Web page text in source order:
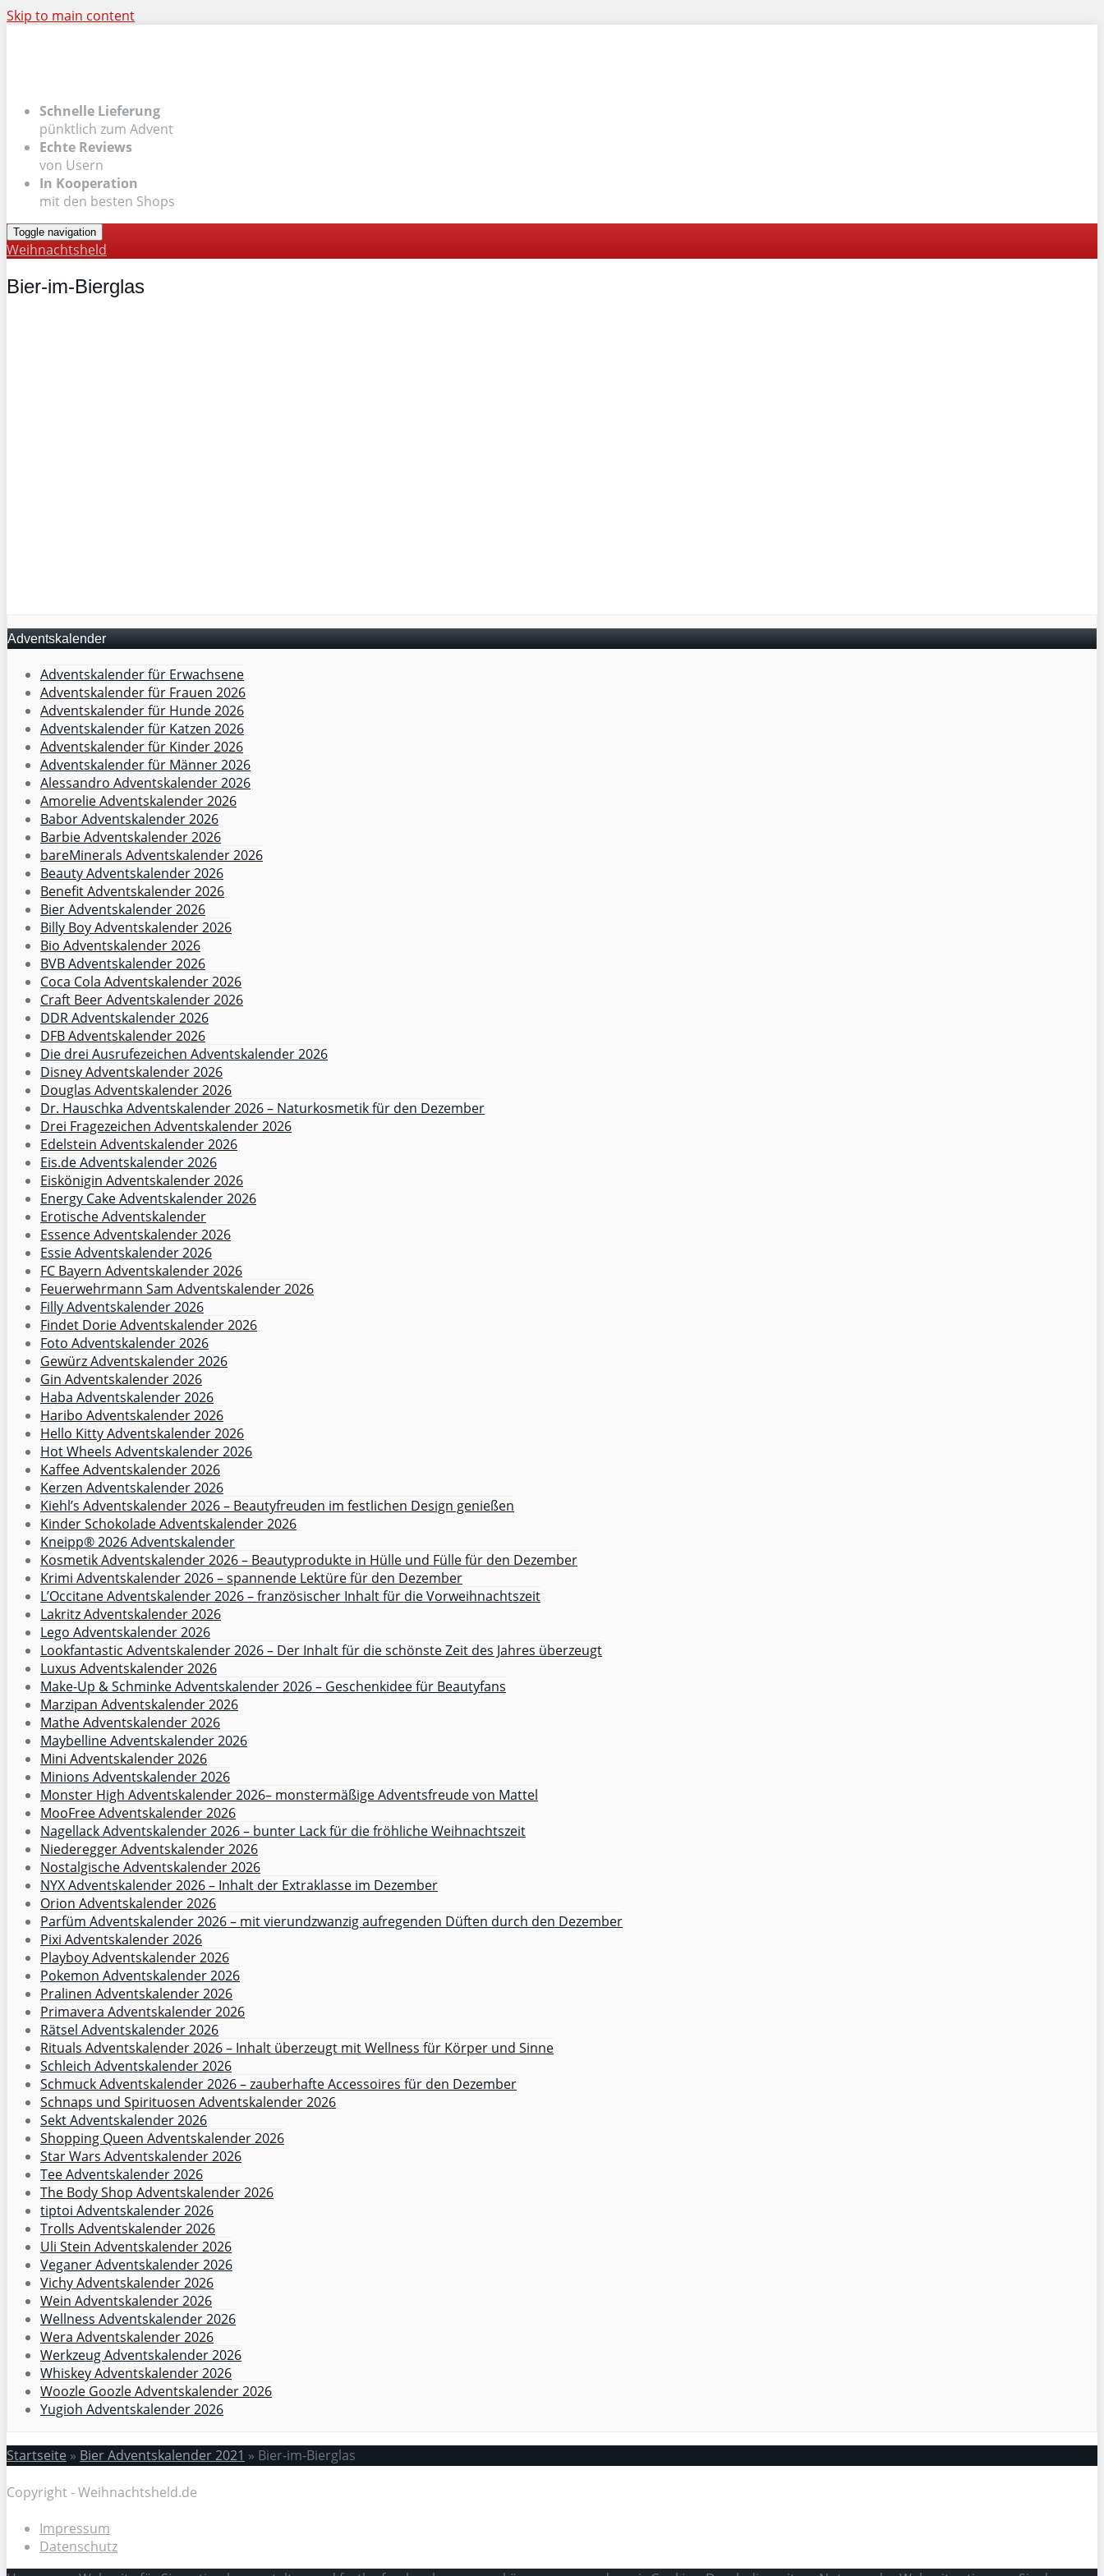
Skip to main content
Schnelle Lieferung
pünktlich zum Advent
Echte Reviews
von Usern
In Kooperation
mit den besten Shops
Toggle navigation
Weihnachtsheld
Bier-im-Bierglas
Adventskalender
Adventskalender für Erwachsene
Adventskalender für Frauen 2026
Adventskalender für Hunde 2026
Adventskalender für Katzen 2026
Adventskalender für Kinder 2026
Adventskalender für Männer 2026
Alessandro Adventskalender 2026
Amorelie Adventskalender 2026
Babor Adventskalender 2026
Barbie Adventskalender 2026
bareMinerals Adventskalender 2026
Beauty Adventskalender 2026
Benefit Adventskalender 2026
Bier Adventskalender 2026
Billy Boy Adventskalender 2026
Bio Adventskalender 2026
BVB Adventskalender 2026
Coca Cola Adventskalender 2026
Craft Beer Adventskalender 2026
DDR Adventskalender 2026
DFB Adventskalender 2026
Die drei Ausrufezeichen Adventskalender 2026
Disney Adventskalender 2026
Douglas Adventskalender 2026
Dr. Hauschka Adventskalender 2026 – Naturkosmetik für den Dezember
Drei Fragezeichen Adventskalender 2026
Edelstein Adventskalender 2026
Eis.de Adventskalender 2026
Eiskönigin Adventskalender 2026
Energy Cake Adventskalender 2026
Erotische Adventskalender
Essence Adventskalender 2026
Essie Adventskalender 2026
FC Bayern Adventskalender 2026
Feuerwehrmann Sam Adventskalender 2026
Filly Adventskalender 2026
Findet Dorie Adventskalender 2026
Foto Adventskalender 2026
Gewürz Adventskalender 2026
Gin Adventskalender 2026
Haba Adventskalender 2026
Haribo Adventskalender 2026
Hello Kitty Adventskalender 2026
Hot Wheels Adventskalender 2026
Kaffee Adventskalender 2026
Kerzen Adventskalender 2026
Kiehl’s Adventskalender 2026 – Beautyfreuden im festlichen Design genießen
Kinder Schokolade Adventskalender 2026
Kneipp® 2026 Adventskalender
Kosmetik Adventskalender 2026 – Beautyprodukte in Hülle und Fülle für den Dezember
Krimi Adventskalender 2026 – spannende Lektüre für den Dezember
L’Occitane Adventskalender 2026 – französischer Inhalt für die Vorweihnachtszeit
Lakritz Adventskalender 2026
Lego Adventskalender 2026
Lookfantastic Adventskalender 2026 – Der Inhalt für die schönste Zeit des Jahres überzeugt
Luxus Adventskalender 2026
Make-Up & Schminke Adventskalender 2026 – Geschenkidee für Beautyfans
Marzipan Adventskalender 2026
Mathe Adventskalender 2026
Maybelline Adventskalender 2026
Mini Adventskalender 2026
Minions Adventskalender 2026
Monster High Adventskalender 2026– monstermäßige Adventsfreude von Mattel
MooFree Adventskalender 2026
Nagellack Adventskalender 2026 – bunter Lack für die fröhliche Weihnachtszeit
Niederegger Adventskalender 2026
Nostalgische Adventskalender 2026
NYX Adventskalender 2026 – Inhalt der Extraklasse im Dezember
Orion Adventskalender 2026
Parfüm Adventskalender 2026 – mit vierundzwanzig aufregenden Düften durch den Dezember
Pixi Adventskalender 2026
Playboy Adventskalender 2026
Pokemon Adventskalender 2026
Pralinen Adventskalender 2026
Primavera Adventskalender 2026
Rätsel Adventskalender 2026
Rituals Adventskalender 2026 – Inhalt überzeugt mit Wellness für Körper und Sinne
Schleich Adventskalender 2026
Schmuck Adventskalender 2026 – zauberhafte Accessoires für den Dezember
Schnaps und Spirituosen Adventskalender 2026
Sekt Adventskalender 2026
Shopping Queen Adventskalender 2026
Star Wars Adventskalender 2026
Tee Adventskalender 2026
The Body Shop Adventskalender 2026
tiptoi Adventskalender 2026
Trolls Adventskalender 2026
Uli Stein Adventskalender 2026
Veganer Adventskalender 2026
Vichy Adventskalender 2026
Wein Adventskalender 2026
Wellness Adventskalender 2026
Wera Adventskalender 2026
Werkzeug Adventskalender 2026
Whiskey Adventskalender 2026
Woozle Goozle Adventskalender 2026
Yugioh Adventskalender 2026
Startseite » Bier Adventskalender 2021 » Bier-im-Bierglas
Copyright - Weihnachtsheld.de
Impressum
Datenschutz